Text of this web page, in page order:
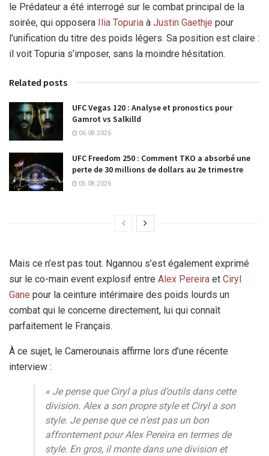
le Prédateur a été interrogé sur le combat principal de la
soirée, qui opposera Ilia Topuria à Justin Gaethje pour
l’unification du titre des poids légers. Sa position est claire :
il voit Topuria s’imposer, sans la moindre hésitation.
Related posts
UFC Vegas 120 : Analyse et pronostics pour
Gamrot vs Salkilld
06.08.2026
UFC Freedom 250 : Comment TKO a absorbé une
perte de 30 millions de dollars au 2e trimestre
05.08.2026
Mais ce n’est pas tout. Ngannou s’est également exprimé
sur le co-main event explosif entre Alex Pereira et Ciryl
Gane pour la ceinture intérimaire des poids lourds un
combat qui le concerne directement, lui qui connaît
parfaitement le Français.
À ce sujet, le Camerounais affirme lors d’une récente
interview :
« Je pense que Ciryl a plus d’outils dans cette
division. Alex a son propre style et Ciryl a son
style. Je pense que ce n’est pas un bon
affrontement pour Alex Pereira en termes de
style. En gros, il monte dans une division et